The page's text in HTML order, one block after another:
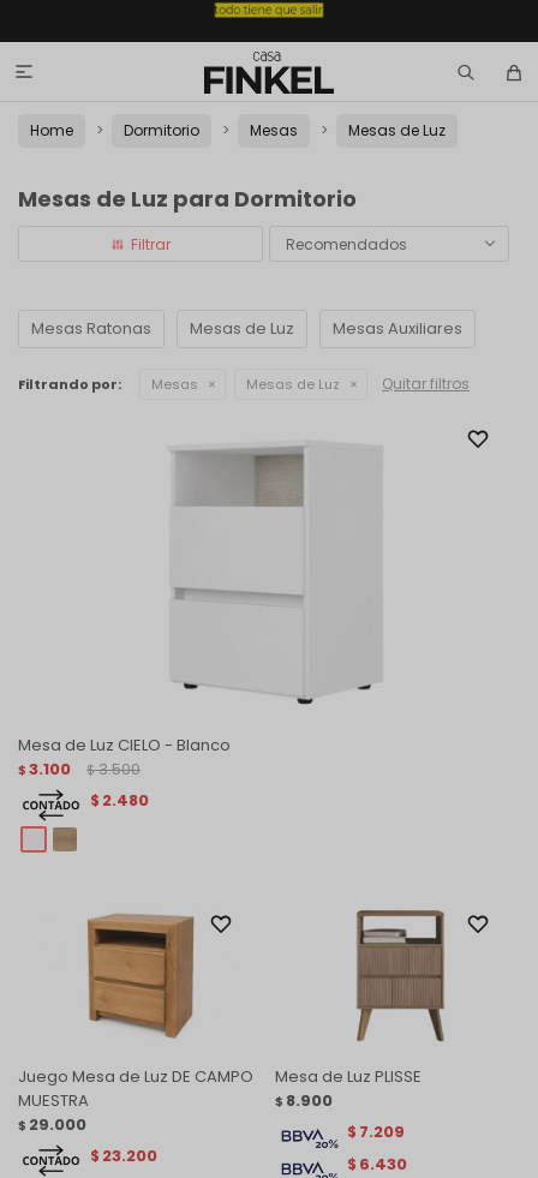

Home Dormitorio Mesas Mesas de Luz
Mesas de Luz para Dormitorio
Recomendados
Mesas Ratonas Mesas de Luz Mesas Auxiliares
Filtrando por: Mesas Mesas de Luz Quitar filtros
Mesa de Luz CIELO - Blanco
$ 3.100 $ 3.500
$ 2.480
Juego Mesa de Luz DE CAMPO
MUESTRA
$ 29.000
$ 23.200
Mesa de Luz PLISSE
$ 8.900
$ 6.430
$ 7.209